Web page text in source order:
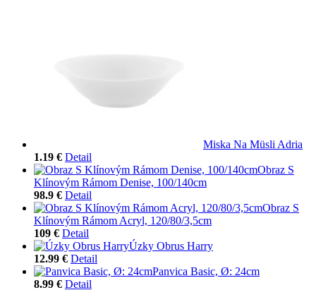
Miska Na Müsli Adria
1.19 € Detail
Obraz S
Klínovým Rámom Denise, 100/140cm
98.9 € Detail
Obraz S
Klínovým Rámom Acryl, 120/80/3,5cm
109 € Detail
Úzky Obrus Harry
12.99 € Detail
Panvica Basic, Ø: 24cm
8.99 € Detail